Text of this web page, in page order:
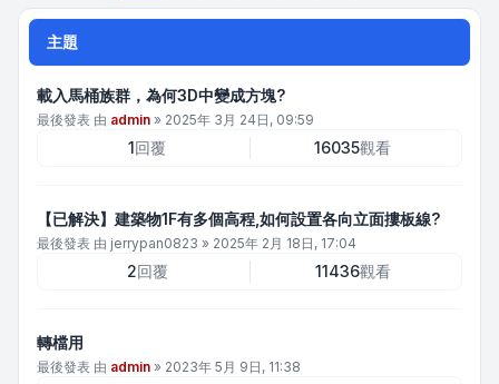
主題
載入馬桶族群，為何3D中變成方塊?
最後發表 由 admin » 2025年 3月 24日, 09:59
1回覆 16035觀看
【已解決】建築物1F有多個高程,如何設置各向立面摟板線?
最後發表 由 jerrypan0823 » 2025年 2月 18日, 17:04
2回覆 11436觀看
轉檔用
最後發表 由 admin » 2023年 5月 9日, 11:38